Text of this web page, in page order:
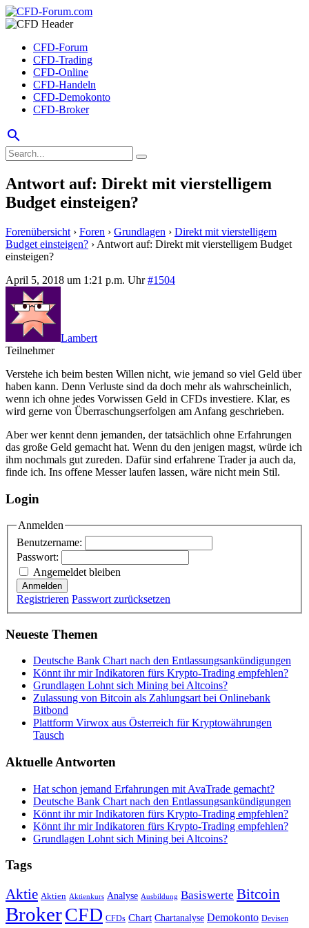
CFD-Forum
CFD-Trading
CFD-Online
CFD-Handeln
CFD-Demokonto
CFD-Broker
search
Antwort auf: Direkt mit vierstelligem
Budget einsteigen?
Forenübersicht › Foren › Grundlagen › Direkt mit vierstelligem
Budget einsteigen? › Antwort auf: Direkt mit vierstelligem Budget
einsteigen?
April 5, 2018 um 1:21 p.m. Uhr #1504
Lambert
Teilnehmer
Verstehe ich beim besten Willen nicht, wie jemand so viel Geld über
haben kann. Denn Verluste sind da doch mehr als wahrscheinlich,
wenn ich ohne jedes Vorwissen Geld in CFDs investiere. Klar, es
wird gerne von Überraschungserfolgen am Anfang geschrieben.
Aber wer kennt denn jemanden, der tatsächlich ohne Erfahrungen
das große Geld gemacht hat. Wenn du den jenigen magst, würde ich
ihm nochmals gut zureden. Dafür sind erfahrene Trader ja auch da,
finde ich. Ins offene Messer laufen lassen, wäre nicht mein Stil.
Login
Anmelden
Benutzername:
Passwort:
Angemeldet bleiben
Anmelden
Registrieren Passwort zurücksetzen
Neueste Themen
Deutsche Bank Chart nach den Entlassungsankündigungen
Könnt ihr mir Indikatoren fürs Krypto-Trading empfehlen?
Grundlagen Lohnt sich Mining bei Altcoins?
Zulassung von Bitcoin als Zahlungsart bei Onlinebank
Bitbond
Plattform Virwox aus Österreich für Kryptowährungen
Tausch
Aktuelle Antworten
Hat schon jemand Erfahrungen mit AvaTrade gemacht?
Deutsche Bank Chart nach den Entlassungsankündigungen
Könnt ihr mir Indikatoren fürs Krypto-Trading empfehlen?
Könnt ihr mir Indikatoren fürs Krypto-Trading empfehlen?
Grundlagen Lohnt sich Mining bei Altcoins?
Tags
Aktie Aktien Aktienkurs Analyse Ausbildung Basiswerte Bitcoin
BrokerCFD CFDs Chart Chartanalyse Demokonto Devisen